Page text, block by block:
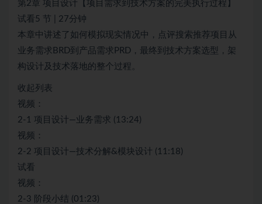
第2章 项目设计【项目需求到技术方案的完美执行过程】
试看5 节 | 27分钟
本章中讲述了如何模拟现实情况中，点评搜索推荐项目从
业务需求BRD到产品需求PRD，最终到技术方案选型，架
构设计及技术落地的整个过程。
收起列表
视频：
2-1 项目设计—业务需求 (13:24)
视频：
2-2 项目设计—技术分解&模块设计 (11:18)
试看
视频：
2-3 阶段小结 (01:23)